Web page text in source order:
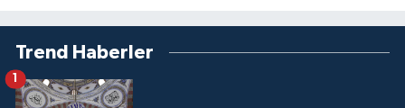
Trend Haberler
1